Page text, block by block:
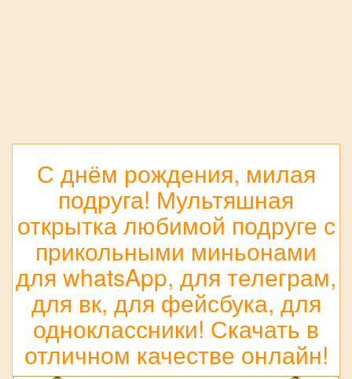
С днём рождения, милая
подруга! Мультяшная
открытка любимой подруге с
прикольными миньонами
для whatsApp, для телеграм,
для вк, для фейсбука, для
одноклассники! Скачать в
отличном качестве онлайн!